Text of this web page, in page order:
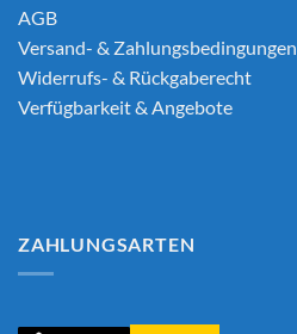
AGB
Versand- & Zahlungsbedingungen
Widerrufs- & Rückgaberecht
Verfügbarkeit & Angebote
ZAHLUNGSARTEN